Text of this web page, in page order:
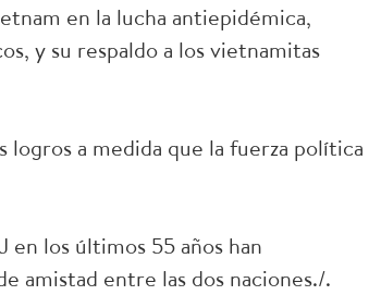
en la lucha antiepidémica,
y su respaldo a los vietnamitas
logros a medida que la fuerza política
en los últimos 55 años han
amistad entre las dos naciones./.